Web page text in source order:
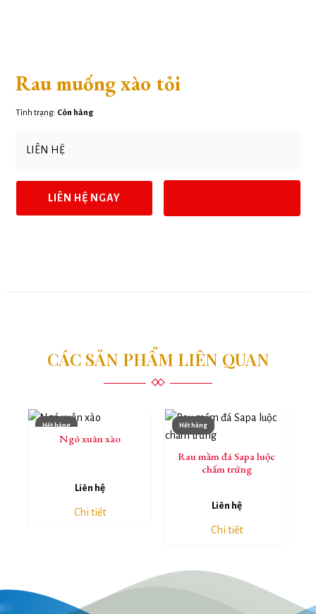
Rau muống xào tỏi
Tình trạng: Còn hàng
LIÊN HỆ
LIÊN HỆ NGAY
CÁC SẢN PHẨM LIÊN QUAN
Hết hàng
Ngó xuân xào
Liên hệ
Chi tiết
Hết hàng
Rau mầm đá Sapa luộc
chấm trứng
Liên hệ
Chi tiết